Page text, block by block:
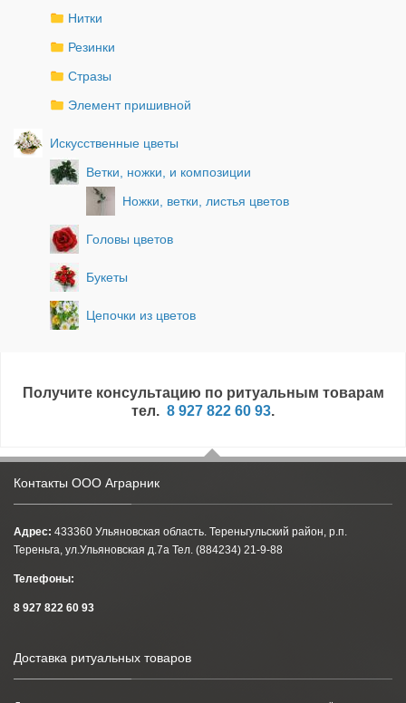
Нитки
Резинки
Стразы
Элемент пришивной
Искусственные цветы
Ветки, ножки, и композиции
Ножки, ветки, листья цветов
Головы цветов
Букеты
Цепочки из цветов
Получите консультацию по ритуальным товарам
тел. 8 927 822 60 93.
Контакты ООО Аграрник
Адрес: 433360 Ульяновская область. Тереньгульский район, р.п.
Тереньга, ул.Ульяновская д.7а Тел. (884234) 21-9-88
Телефоны:
8 927 822 60 93
Доставка ритуальных товаров